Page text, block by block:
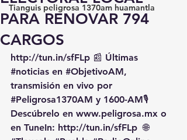
Tianguis peligrosa 1370am huamantla
PARA RENOVAR 794
CARGOS
http://tun.in/sfFLp 📰 Últimas
#noticias en #ObjetivoAM,
transmisión en vivo por
#Peligrosa1370AM y 1600-AM🎙️
Descúbrelo en www.peligrosa.mx o
en TuneIn: http://tun.in/sfFLp
  🌐